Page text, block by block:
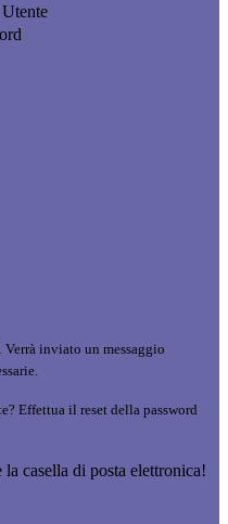
Verrà inviato un messaggio
Effettua il reset della password
casella di posta elettronica!